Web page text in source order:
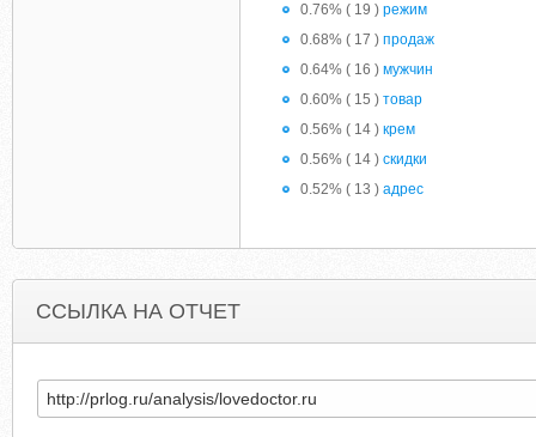
0.76% ( 19 ) режим
0.68% ( 17 ) продаж
0.64% ( 16 ) мужчин
0.60% ( 15 ) товар
0.56% ( 14 ) крем
0.56% ( 14 ) скидки
0.52% ( 13 ) адрес
ССЫЛКА НА ОТЧЕТ